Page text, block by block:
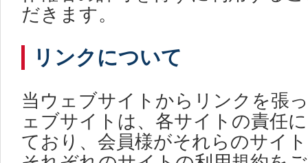
だきます。
リンクについて
当ウェブサイトからリンクを張
ェブサイトは、各サイトの責任
ており、会員様がそれらのサイ